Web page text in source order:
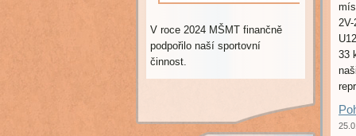
33
V roce 2024 MŠMT finančně
podpořilo naší sportovní
činnost.